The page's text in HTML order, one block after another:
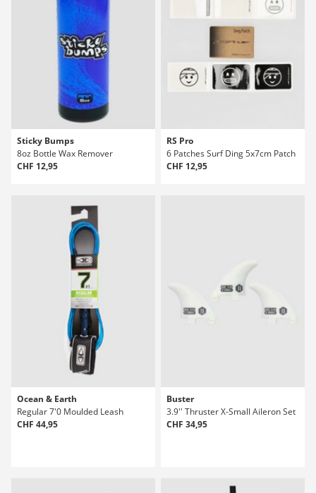
Sticky Bumps
8oz Bottle Wax Remover
CHF 12,95
RS Pro
6 Patches Surf Ding 5x7cm Patch
CHF 12,95
Ocean & Earth
Regular 7'0 Moulded Leash
CHF 44,95
Buster
3.9'' Thruster X-Small Aileron Set
CHF 34,95